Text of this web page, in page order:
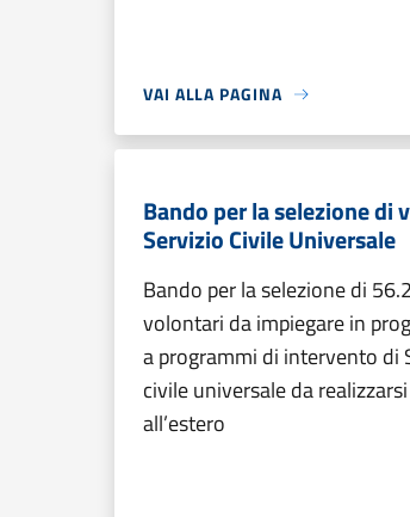
VAI ALLA PAGINA
Bando per la selezione di
Servizio Civile Universale
Bando per la selezione di
volontari da impiegare in
a programmi di intervento di
civile universale da
all’estero